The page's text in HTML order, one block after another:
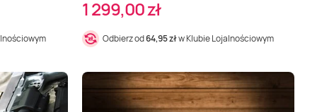
1 299,00 zł
Odbierz od64,95 złw Klubie Lojalnościowym